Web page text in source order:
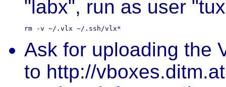
"labx", run as user
Ask for uploading the
to http://